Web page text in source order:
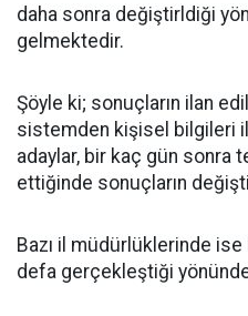
daha sonra değiştirldiği
gelmektedir.
Şöyle ki; sonuçların ilan
sistemden kişisel bilgileri
adaylar, bir kaç gün sonra
ettiğinde sonuçların
Bazı il müdürlüklerinde
defa gerçekleştiği